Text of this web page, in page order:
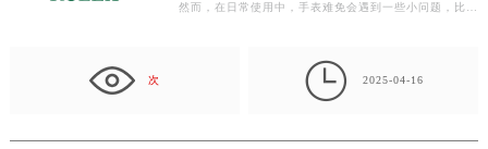
然而，在日常使用中，手表难免会遇到一些小问题，比如
次  2025-04-16